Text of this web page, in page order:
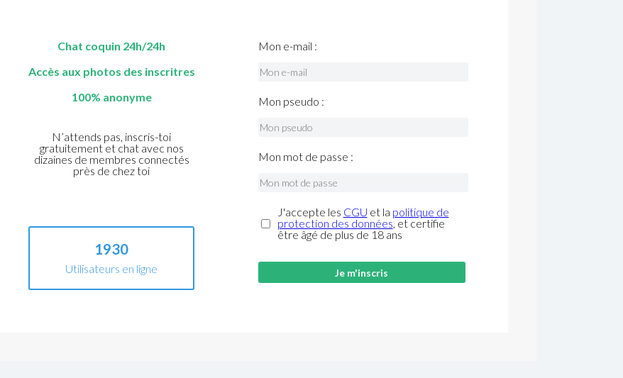
Chat coquin 24h/24h
Accès aux photos des inscritres
100% anonyme
N’attends pas, inscris-toi
gratuitement et chat avec nos
dizaines de membres connectés
près de chez toi
1930
Utilisateurs en ligne
Mon e-mail :
Mon pseudo :
Mon mot de passe :
J'accepte les CGU et la politique de
protection des données, et certifie
être âgé de plus de 18 ans